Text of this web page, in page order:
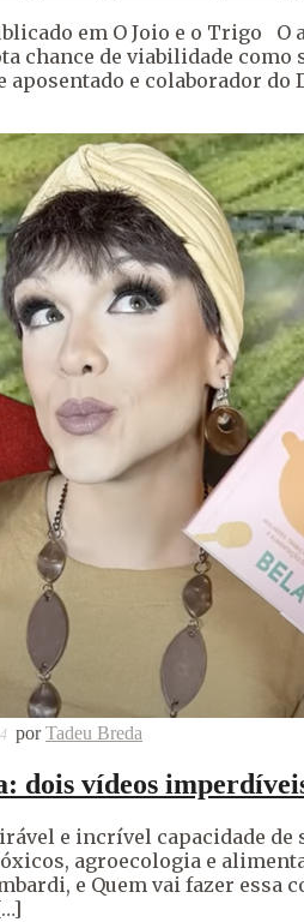
em O Joio e o Trigo O
chance de viabilidade
e colaborador do
porTadeu Breda
dois vídeos
e incrível capacidade
agroecologia e
e Quem vai fazer essa